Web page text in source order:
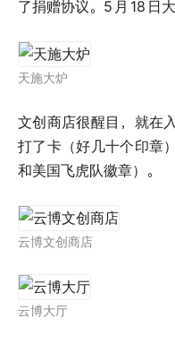
了捐赠协议。5 月 18 日
天施大炉
文创商店很醒目，就在
打了卡（好几十个印章
和美国飞虎队徽章）。
云博文创商店
云博大厅